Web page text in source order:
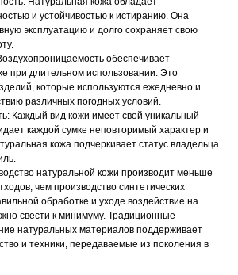
и устойчивостью к истиранию. Она
эксплуатацию и долго сохраняет свою
обеспечивает
при длительном использовании. Это
которые используются ежедневно и
различных погодных условий.
Каждый вид кожи имеет свой уникальный
каждой сумке неповторимый характер и
кожа подчеркивает статус владельца
натуральной кожи производит меньше
чем производство синтетических
обработке и уходе воздействие на
свести к минимуму. Традиционные
натуральных материалов поддерживает
и техники, передаваемые из поколения в